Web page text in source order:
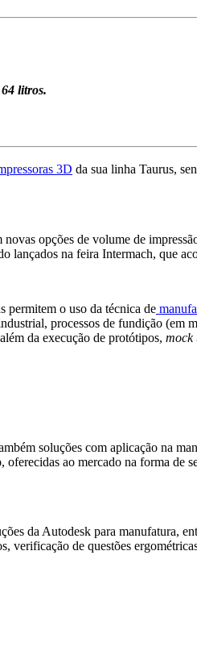
litros.
3D da sua linha Taurus,
opções de volume de
lançados na feira Intermach, que
permitem o uso da técnica de
processos de fundição (em
da execução de protótipos, mock
soluções com aplicação na
oferecidas ao mercado na forma de
da Autodesk para manufatura,
de questões